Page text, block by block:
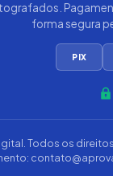
forma segura
PIX
. Todos os